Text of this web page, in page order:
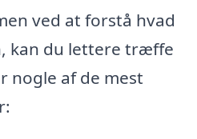
ved at forstå hvad
kan du lettere træffe
nogle af de mest